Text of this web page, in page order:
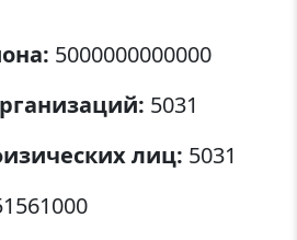
5000000000000
5031
лиц: 5031